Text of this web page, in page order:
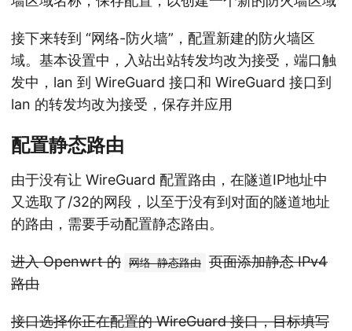
接下来转到 “网络-防火墙”，配置新建的防火墙区
域。基本设置中，入站出站转发均改为接受，端口触
发中，lan 到 WireGuard 接口和 WireGuard 接口到
lan 的转发均改为接受，保存并应用
配置静态路由
由于没有让 WireGuard 配置路由，在隧道IP地址中
又选取了/32的网段，以至于没有到对面的隧道地址
的路由，需要手动配置静态路由。
进入 Openwrt 的 网络-静态路由
页面添加静态 IPv4
路由
接口选择你正在配置的 WireGuard 接口，目标填写